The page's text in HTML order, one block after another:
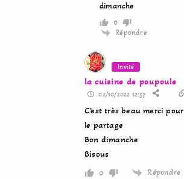
dimanche
0
Répondre
Invité
la cuisine de poupoule
02/10/2022 12:57
C’est très beau merci pour
le partage
Bon dimanche
Bisous
0 Répondre